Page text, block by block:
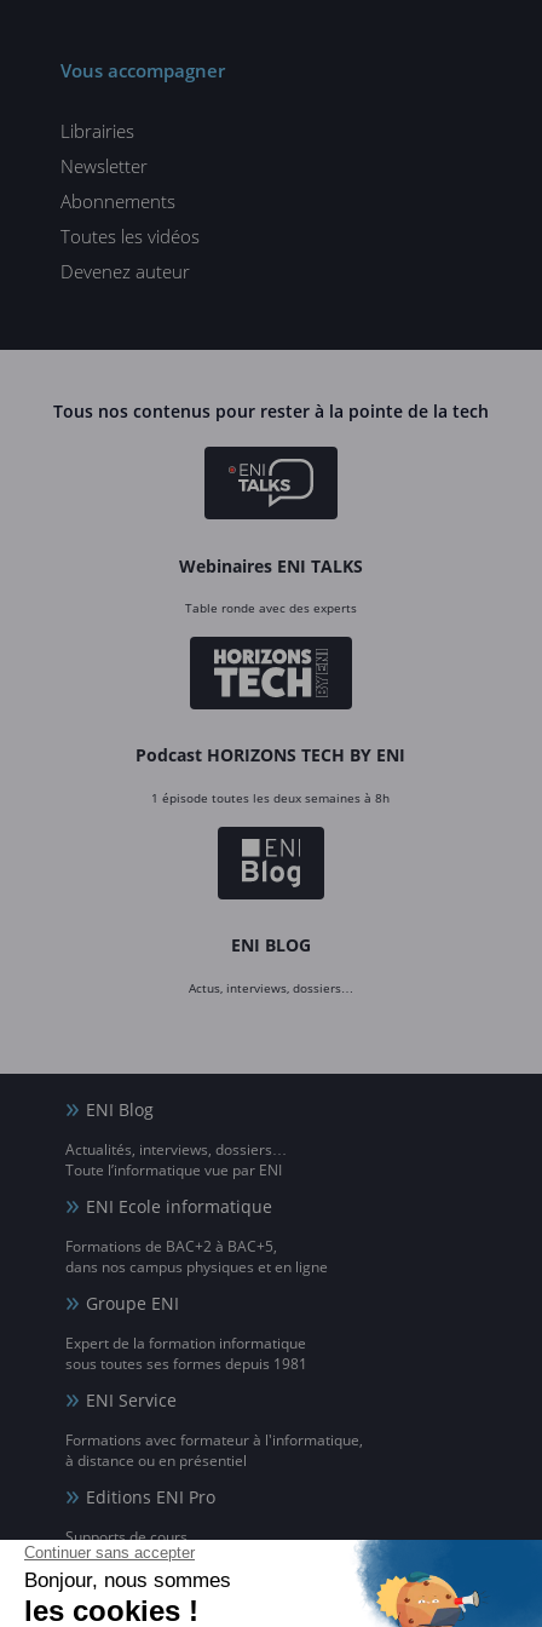
Vous accompagner
Librairies
Newsletter
Abonnements
Toutes les vidéos
Devenez auteur
Tous nos contenus pour rester à la pointe de la tech
Webinaires ENI TALKS
Table ronde avec des experts
Podcast HORIZONS TECH BY ENI
1 épisode toutes les deux semaines à 8h
ENI BLOG
Actus, interviews, dossiers…
ENI Blog
Actualités, interviews, dossiers…
Toute l’informatique vue par ENI
ENI Ecole informatique
Formations de BAC+2 à BAC+5,
dans nos campus physiques et en ligne
Groupe ENI
Expert de la formation informatique
sous toutes ses formes depuis 1981
ENI Service
Formations avec formateur à l'informatique,
à distance ou en présentiel
Editions ENI Pro
Supports de cours
pour les organismes de formation
ENI elearning